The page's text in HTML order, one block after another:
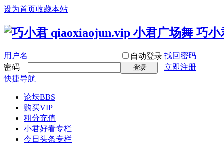
设为首页收藏本站
用户名 自动登录 找回密码
密码
登录
立即注册
快捷导航
论坛BBS
购买VIP
积分充值
小君好看专栏
今日头条专栏